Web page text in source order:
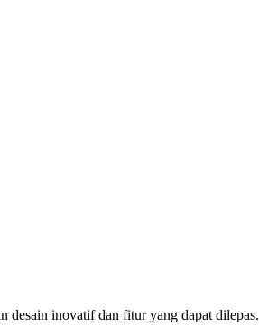
desain inovatif dan fitur yang dapat dilepas.